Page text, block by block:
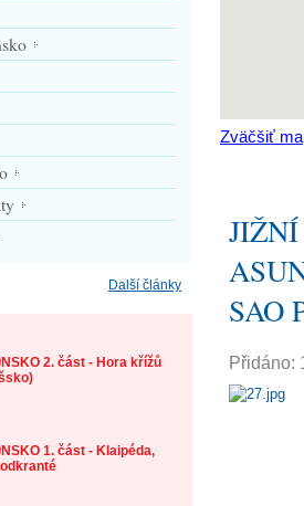
Další články
2. část - Hora křížů
1. část - Klaipéda,
Zväčšiť
SAO
Přidáno: